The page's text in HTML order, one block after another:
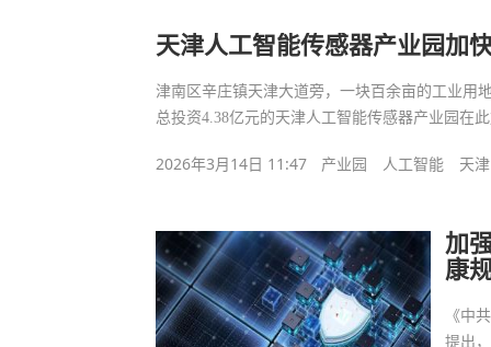
天津人工智能传感器产业园加
津南区辛庄镇天津大道旁，一块百余亩的工业
总投资4.38亿元的天津人工智能传感器产业园在
2026年3月14日 11:47 产业园 人工智能 天津
加
康
《中
提出